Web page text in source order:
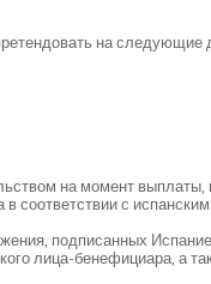
на
на момент
соответствии с
подписанных
лица-бенефициара, а